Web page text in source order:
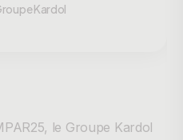
Kardol
le Groupe Kardol